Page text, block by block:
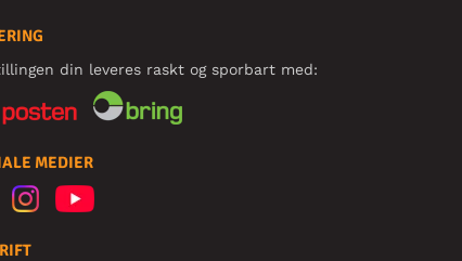
din leveres raskt og sporbart med:
MEDIER